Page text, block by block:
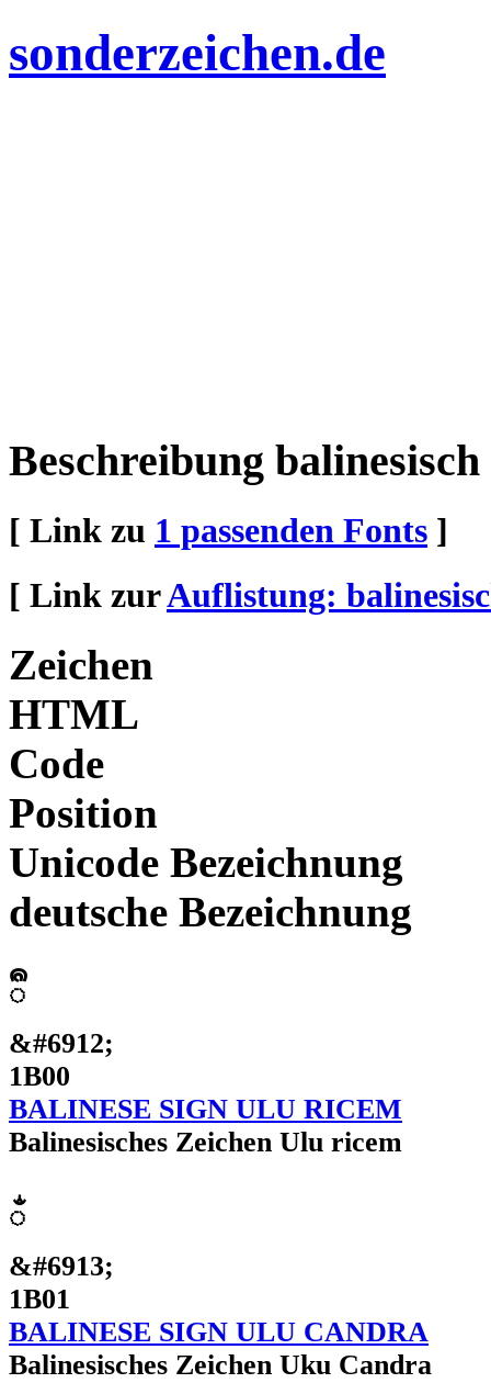
sonderzeichen.de
Beschreibung
[ Link zu 1 passenden Fonts ]
[ Link zurAuflistung:
Zeichen
HTML
Code
Position
Unicode Bezeichnung
deutsche Bezeichnung
ᬀ
&#6912;
1B00
BALINESE SIGN ULU RICEM
Balinesisches Zeichen Ulu ricem
ᬁ
&#6913;
1B01
BALINESE SIGN ULU CANDRA
Balinesisches Zeichen Uku Candra